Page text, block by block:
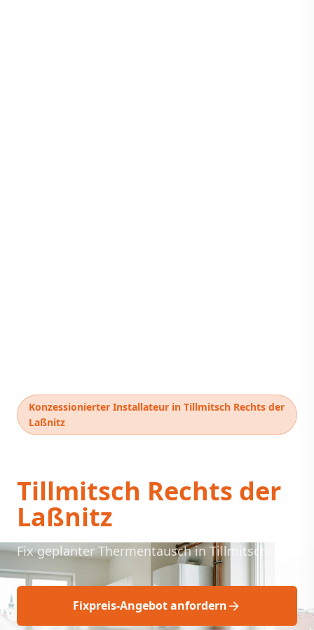
Konzessionierter Installateur in Tillmitsch Rechts der
Laßnitz
Tillmitsch Rechts der
Laßnitz
Fix geplanter Thermentausch in Tillmitsch
Fixpreis-Angebot anfordern